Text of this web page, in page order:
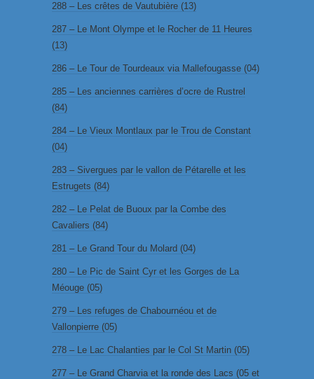
288 – Les crêtes de Vautubière (13)
287 – Le Mont Olympe et le Rocher de 11 Heures
(13)
286 – Le Tour de Tourdeaux via Mallefougasse (04)
285 – Les anciennes carrières d’ocre de Rustrel
(84)
284 – Le Vieux Montlaux par le Trou de Constant
(04)
283 – Sivergues par le vallon de Pétarelle et les
Estrugets (84)
282 – Le Pelat de Buoux par la Combe des
Cavaliers (84)
281 – Le Grand Tour du Molard (04)
280 – Le Pic de Saint Cyr et les Gorges de La
Méouge (05)
279 – Les refuges de Chabournéou et de
Vallonpierre (05)
278 – Le Lac Chalanties par le Col St Martin (05)
277 – Le Grand Charvia et la ronde des Lacs (05 et